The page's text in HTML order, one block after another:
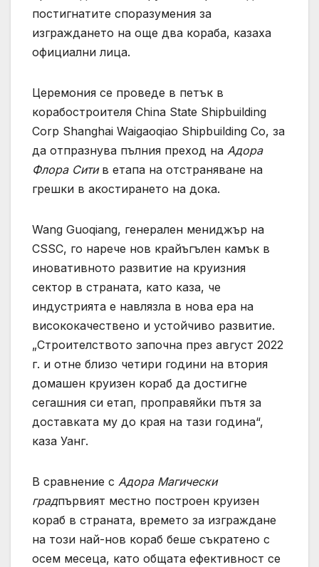
постигнатите споразумения за
изграждането на още два кораба, казаха
официални лица.
Церемония се проведе в петък в
корабостроителя China State Shipbuilding
Corp Shanghai Waigaoqiao Shipbuilding Co, за
да отпразнува пълния преход на Адора
Флора Ситив етапа на отстраняване на
грешки в акостирането на дока.
Wang Guoqiang, генерален мениджър на
CSSC, го нарече нов крайъгълен камък в
иновативното развитие на круизния
сектор в страната, като каза, че
индустрията е навлязла в нова ера на
висококачествено и устойчиво развитие.
„Строителството започна през август 2022
г. и отне близо четири години на втория
домашен круизен кораб да достигне
сегашния си етап, проправяйки пътя за
доставката му до края на тази година“,
каза Уанг.
В сравнение с Адора Магически
градпървият местно построен круизен
кораб в страната, времето за изграждане
на този най-нов кораб беше съкратено с
осем месеца, като общата ефективност се